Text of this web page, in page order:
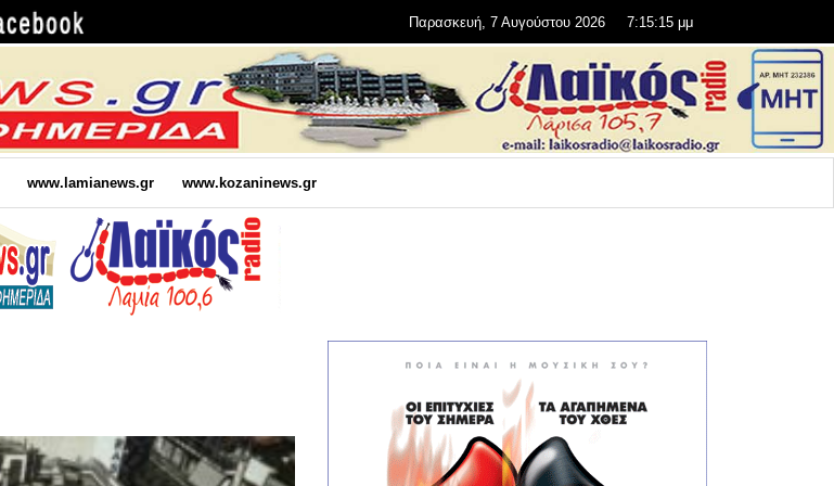
Παρασκευή, 7 Αυγούστου 2026 7:15:15 μμ
www.lamianews.gr www.kozaninews.gr